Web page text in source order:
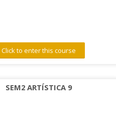
Click to enter this course
SEM2 ARTÍSTICA 9